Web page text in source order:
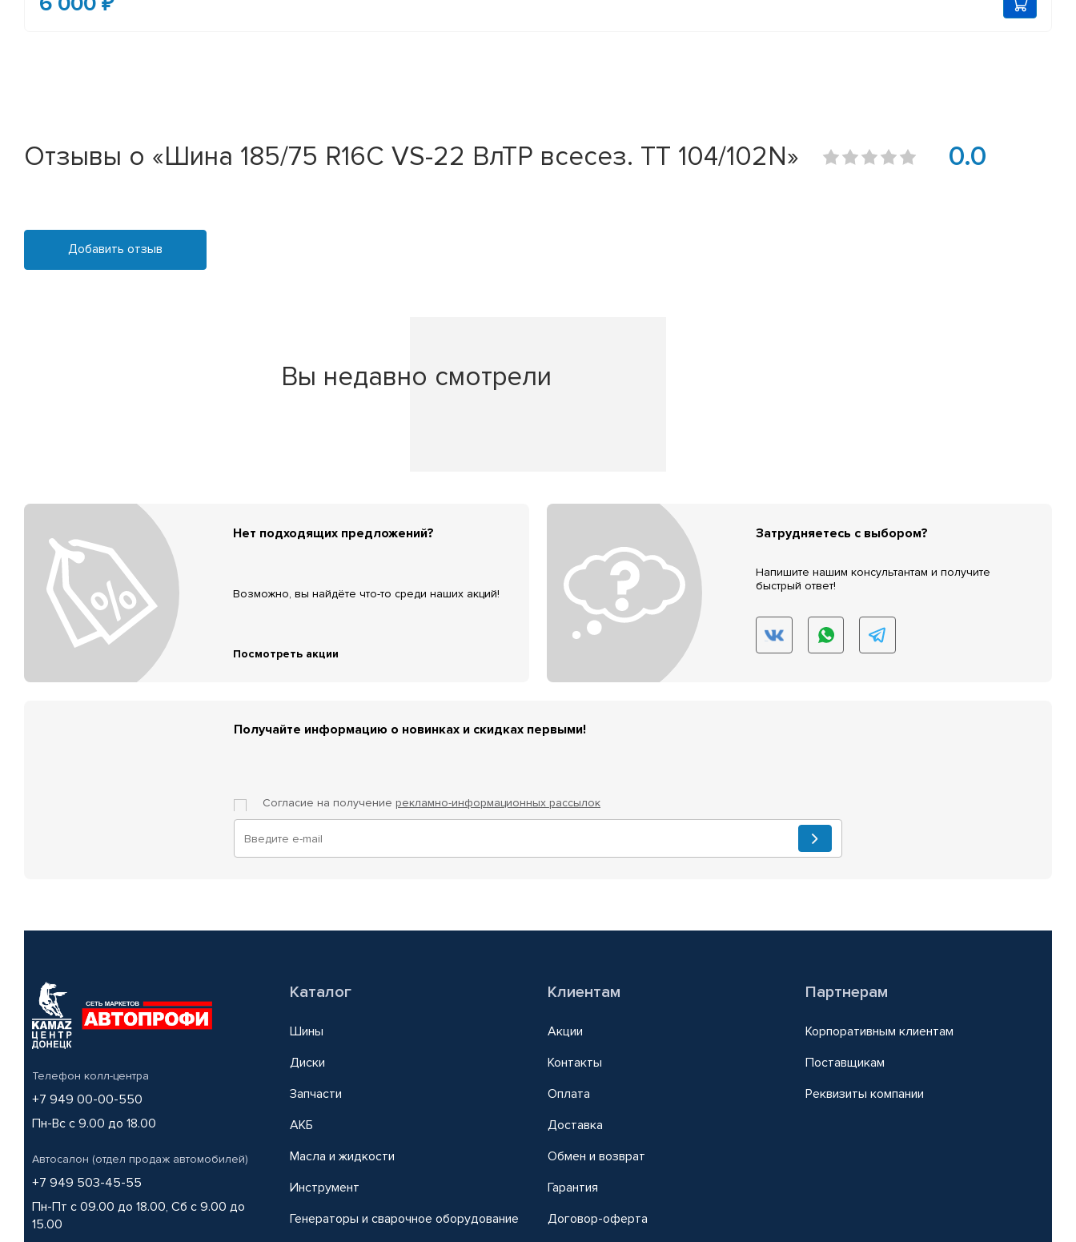
Отзывы о «Шина 185/75 R16C VS-22 ВлТР всесез. TT 104/102N» 0.0
Добавить отзыв
Вы недавно смотрели
Нет подходящих предложений?
Возможно, вы найдёте что-то среди наших акций!
Посмотреть акции
Затрудняетесь с выбором?
Напишите нашим консультантам и получите
быстрый ответ!
Получайте информацию о новинках и скидках первыми!
Согласие на получение рекламно-информационных рассылок
Телефон колл-центра
+7 949 00-00-550
Пн-Вс с 9.00 до 18.00
Автосалон (отдел продаж автомобилей)
+7 949 503-45-55
Пн-Пт с 09.00 до 18.00, Сб с 9.00 до
15.00
Каталог
Шины
Диски
Запчасти
АКБ
Масла и жидкости
Инструмент
Генераторы и сварочное оборудование
Клиентам
Акции
Контакты
Оплата
Доставка
Обмен и возврат
Гарантия
Договор-оферта
Партнерам
Корпоративным клиентам
Поставщикам
Реквизиты компании